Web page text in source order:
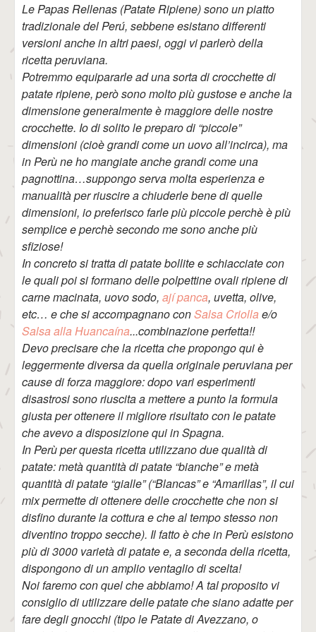
Le Papas Rellenas (Patate Ripiene) sono un piatto
tradizionale del Perú, sebbene esistano differenti
versioni anche in altri paesi, oggi vi parlerò della
ricetta peruviana.
Potremmo equipararle ad una sorta di crocchette di
patate ripiene, però sono molto più gustose e anche la
dimensione generalmente è maggiore delle nostre
crocchette. Io di solito le preparo di “piccole”
dimensioni (cioè grandi come un uovo all’incirca), ma
in Perù ne ho mangiate anche grandi come una
pagnottina…suppongo serva molta esperienza e
manualità per riuscire a chiuderle bene di quelle
dimensioni, io preferisco farle più piccole perchè è più
semplice e perchè secondo me sono anche più
sfiziose!
In concreto si tratta di patate bollite e schiacciate con
le quali poi si formano delle polpettine ovali ripiene di
carne macinata, uovo sodo, ají panca, uvetta, olive,
etc… e che si accompagnano conSalsa Criollae/o
Salsa alla Huancaína...combinazione perfetta!!
Devo precisare che la ricetta che propongo qui è
leggermente diversa da quella originale peruviana per
cause di forza maggiore: dopo vari esperimenti
disastrosi sono riuscita a mettere a punto la formula
giusta per ottenere il migliore risultato con le patate
che avevo a disposizione qui in Spagna.
In Perù per questa ricetta utilizzano due qualità di
patate: metà quantità di patate “bianche” e metà
quantità di patate “gialle” (“Blancas” e “Amarillas”, il cui
mix permette di ottenere delle crocchette che non si
disfino durante la cottura e che al tempo stesso non
diventino troppo secche). Il fatto è che in Perù esistono
più di 3000 varietà di patate e, a seconda della ricetta,
dispongono di un amplio ventaglio di scelta!
Noi faremo con quel che abbiamo! A tal proposito vi
consiglio di utilizzare delle patate che siano adatte per
fare degli gnocchi (tipo le Patate di Avezzano, o